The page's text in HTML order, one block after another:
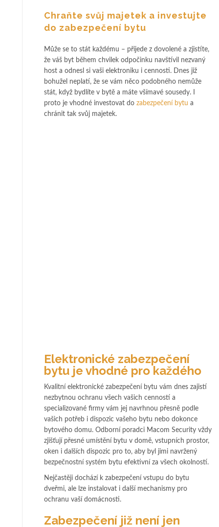
Chraňte svůj majetek a investujte
do zabezpečení bytu
Může se to stát každému – přijede z dovolené a zjistíte,
že váš byt během chvilek odpočinku navštívil nezvaný
host a odnesl si vaši elektroniku i cennosti. Dnes již
bohužel neplatí, že se vám něco podobného nemůže
stát, když bydlíte v bytě a máte všímavé sousedy. I
proto je vhodné investovat do zabezpečení bytu a
chránit tak svůj majetek.
Elektronické zabezpečení
bytu je vhodné pro každého
Kvalitní elektronické zabezpečení bytu vám dnes zajistí
nezbytnou ochranu všech vašich cenností a
specializované firmy vám jej navrhnou přesně podle
vašich potřeb i dispozic vašeho bytu nebo dokonce
bytového domu. Odborní poradci Macom Security vždy
zjišťují přesné umístění bytu v domě, vstupních prostor,
oken i dalších dispozic pro to, aby byl jimi navržený
bezpečnostní systém bytu efektivní za všech okolností.
Nejčastěji dochází k zabezpečení vstupu do bytu
dveřmi, ale lze instalovat i další mechanismy pro
ochranu vaší domácnosti.
Zabezpečení již není jen